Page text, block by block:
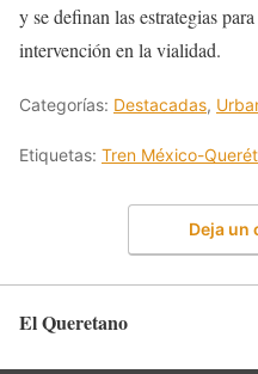
y se definan las estrategias
intervención en la vialidad.
Categorías: Destacadas,
Etiquetas: Tren México-
Deja un
El Queretano